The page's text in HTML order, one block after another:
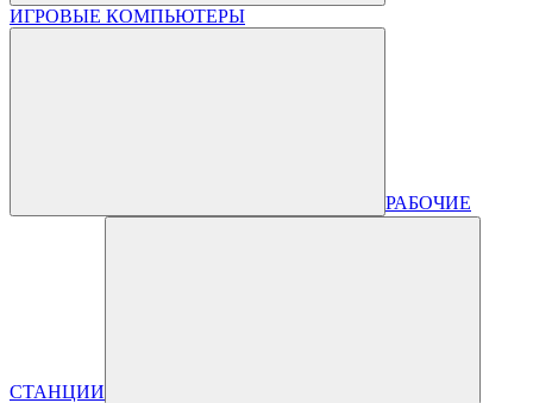
ИГРОВЫЕ КОМПЬЮТЕРЫ
РАБОЧИЕ
СТАНЦИИ